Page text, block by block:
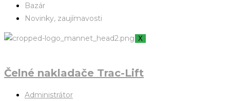
Bazár
Novinky, zaujímavosti
X
Čelné nakladače Trac-Lift
Administrátor